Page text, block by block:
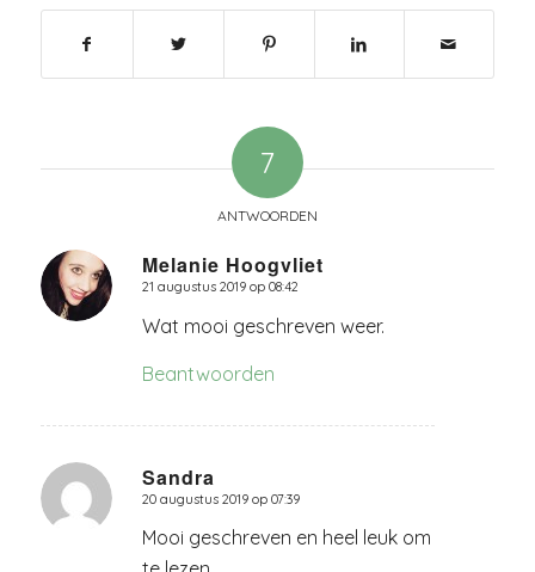
7
ANTWOORDEN
Melanie Hoogvliet
zegt:
21 augustus 2019 op 08:42
Wat mooi geschreven weer.
Beantwoorden
Sandra
zegt:
20 augustus 2019 op 07:39
Mooi geschreven en heel leuk om